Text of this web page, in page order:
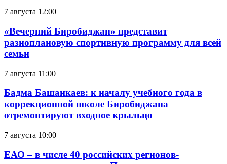
7 августа 12:00
«Вечерний Биробиджан» представит
разноплановую спортивную программу для всей
семьи
7 августа 11:00
Бадма Башанкаев: к началу учебного года в
коррекционной школе Биробиджана
отремонтируют входное крыльцо
7 августа 10:00
ЕАО – в числе 40 российских регионов-